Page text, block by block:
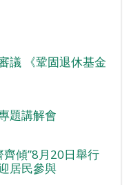
議 《鞏固退休基金
題講解會
齊傾”8月20日舉行
居民參與